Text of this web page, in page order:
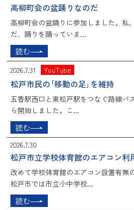
高柳町会の盆踊りなのだ
高柳町会の盆踊りに参加しました。私
だ、踊りを踊っていま...
読む
2026.7.31 YouTube
松戸市民の｢移動の足｣を維持
五香駅西口と東松戸駅をつなぐ路線バ
ら開始しました。こ...
読む
2026.7.30
松戸市立学校体育館のエアコン利
改めて学校体育館のエアコン設置有無
松戸市では市立小中学校...
読む